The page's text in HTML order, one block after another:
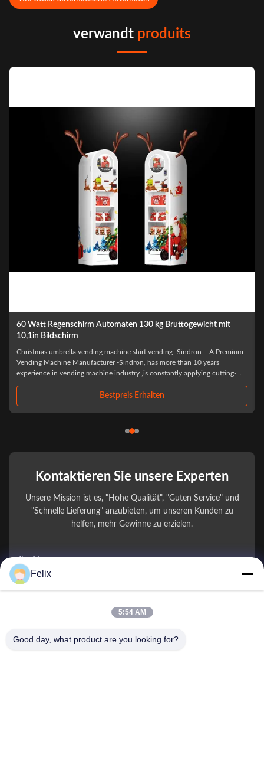
verwandt produits
Handelsgewerbe Automatische Verkaufsautomaten MDB
Software-System Galvanisiertes Schaum
HOT Christmas gifts self vending machine for commercial street -Sindron,
has more than 10 years experience in vending machine industry ,is
constantly applying cutting-edge technology to the smart retail industry
Bestpreis Erhalten
Kontaktieren Sie unsere Experten
Unsere Mission ist es, "Hohe Qualität", "Guten Service" und
"Schnelle Lieferung" anzubieten, um unseren Kunden zu
helfen, mehr Gewinne zu erzielen.
Ihr Name
E-Mail*
Felix
5:54 AM
Good day, what product are you looking for?